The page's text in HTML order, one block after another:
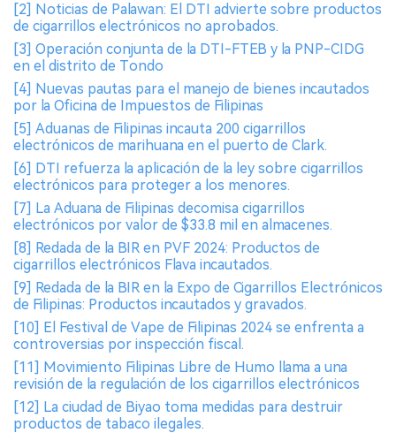
[2] Noticias de Palawan: El DTI advierte sobre productos
de cigarrillos electrónicos no aprobados.
[3] Operación conjunta de la DTI-FTEB y la PNP-CIDG
en el distrito de Tondo
[4] Nuevas pautas para el manejo de bienes incautados
por la Oficina de Impuestos de Filipinas
[5] Aduanas de Filipinas incauta 200 cigarrillos
electrónicos de marihuana en el puerto de Clark.
[6] DTI refuerza la aplicación de la ley sobre cigarrillos
electrónicos para proteger a los menores.
[7] La Aduana de Filipinas decomisa cigarrillos
electrónicos por valor de $33.8 mil en almacenes.
[8] Redada de la BIR en PVF 2024: Productos de
cigarrillos electrónicos Flava incautados.
[9] Redada de la BIR en la Expo de Cigarrillos Electrónicos
de Filipinas: Productos incautados y gravados.
[10] El Festival de Vape de Filipinas 2024 se enfrenta a
controversias por inspección fiscal.
[11] Movimiento Filipinas Libre de Humo llama a una
revisión de la regulación de los cigarrillos electrónicos
[12] La ciudad de Biyao toma medidas para destruir
productos de tabaco ilegales.